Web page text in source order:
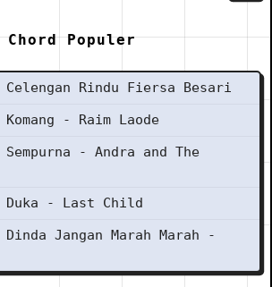
Chord Populer
Celengan Rindu Fiersa Besari
- Raim Laode
- Andra and The
Duka - Last Child
Jangan Marah Marah -